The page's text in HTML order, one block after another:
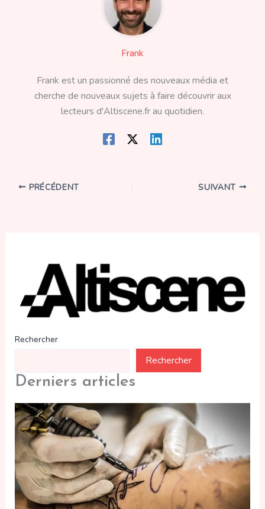
Frank
Frank est un passionné des nouveaux média et
cherche de nouveaux sujets à faire découvrir aux
lecteurs d'Altiscene.fr au quotidien.
PRÉCÉDENT SUIVANT
Rechercher
Rechercher
Derniers articles